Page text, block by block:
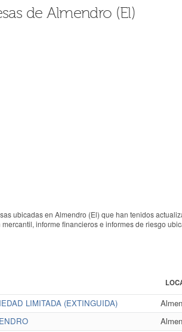
de Almendro (El)
ubicadas en Almendro (El) que han tenidos
informe financieros e informes de riesgo
LIMITADA (EXTINGUIDA)